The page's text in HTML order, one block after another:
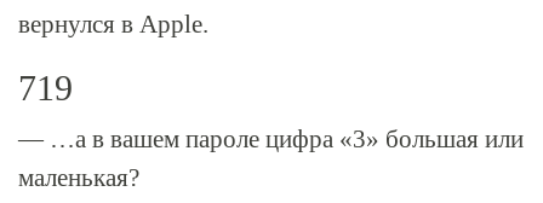
вернулся в Apple.
719
— …а в вашем пароле цифра «3» большая или
маленькая?